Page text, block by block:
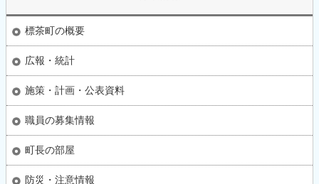
標茶町の概要
広報・統計
施策・計画・公表資料
職員の募集情報
町長の部屋
防災・注意情報